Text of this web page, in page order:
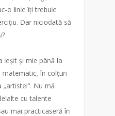
o linie îți trebuie
Dar niciodată să
ieșit și mie până la
matematic, în colțuri
Nu mă
cu talente
mai practicaseră în